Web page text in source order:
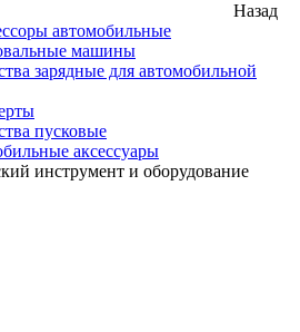
Назад
автомобильные
машины
зарядные для автомобильной
пусковые
аксессуары
инструмент и оборудование